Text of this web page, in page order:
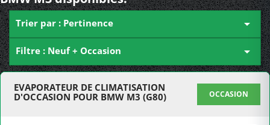
Trier par : Pertinence 
Filtre : Neuf + Occasion 
EVAPORATEUR DE CLIMATISATION
D'OCCASION POUR BMW M3 (G80)
OCCASION